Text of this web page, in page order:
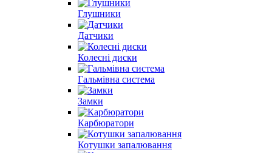
Глушники
Датчики
Колесні диски
Гальмівна система
Замки
Карбюратори
Котушки запалювання